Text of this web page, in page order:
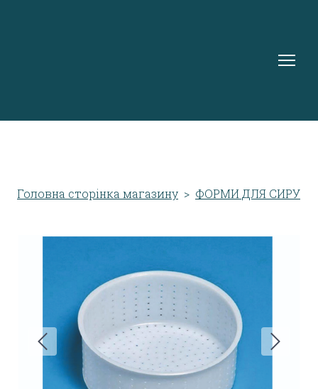
Головна сторінка магазину ФОРМИ ДЛЯ СИРУ